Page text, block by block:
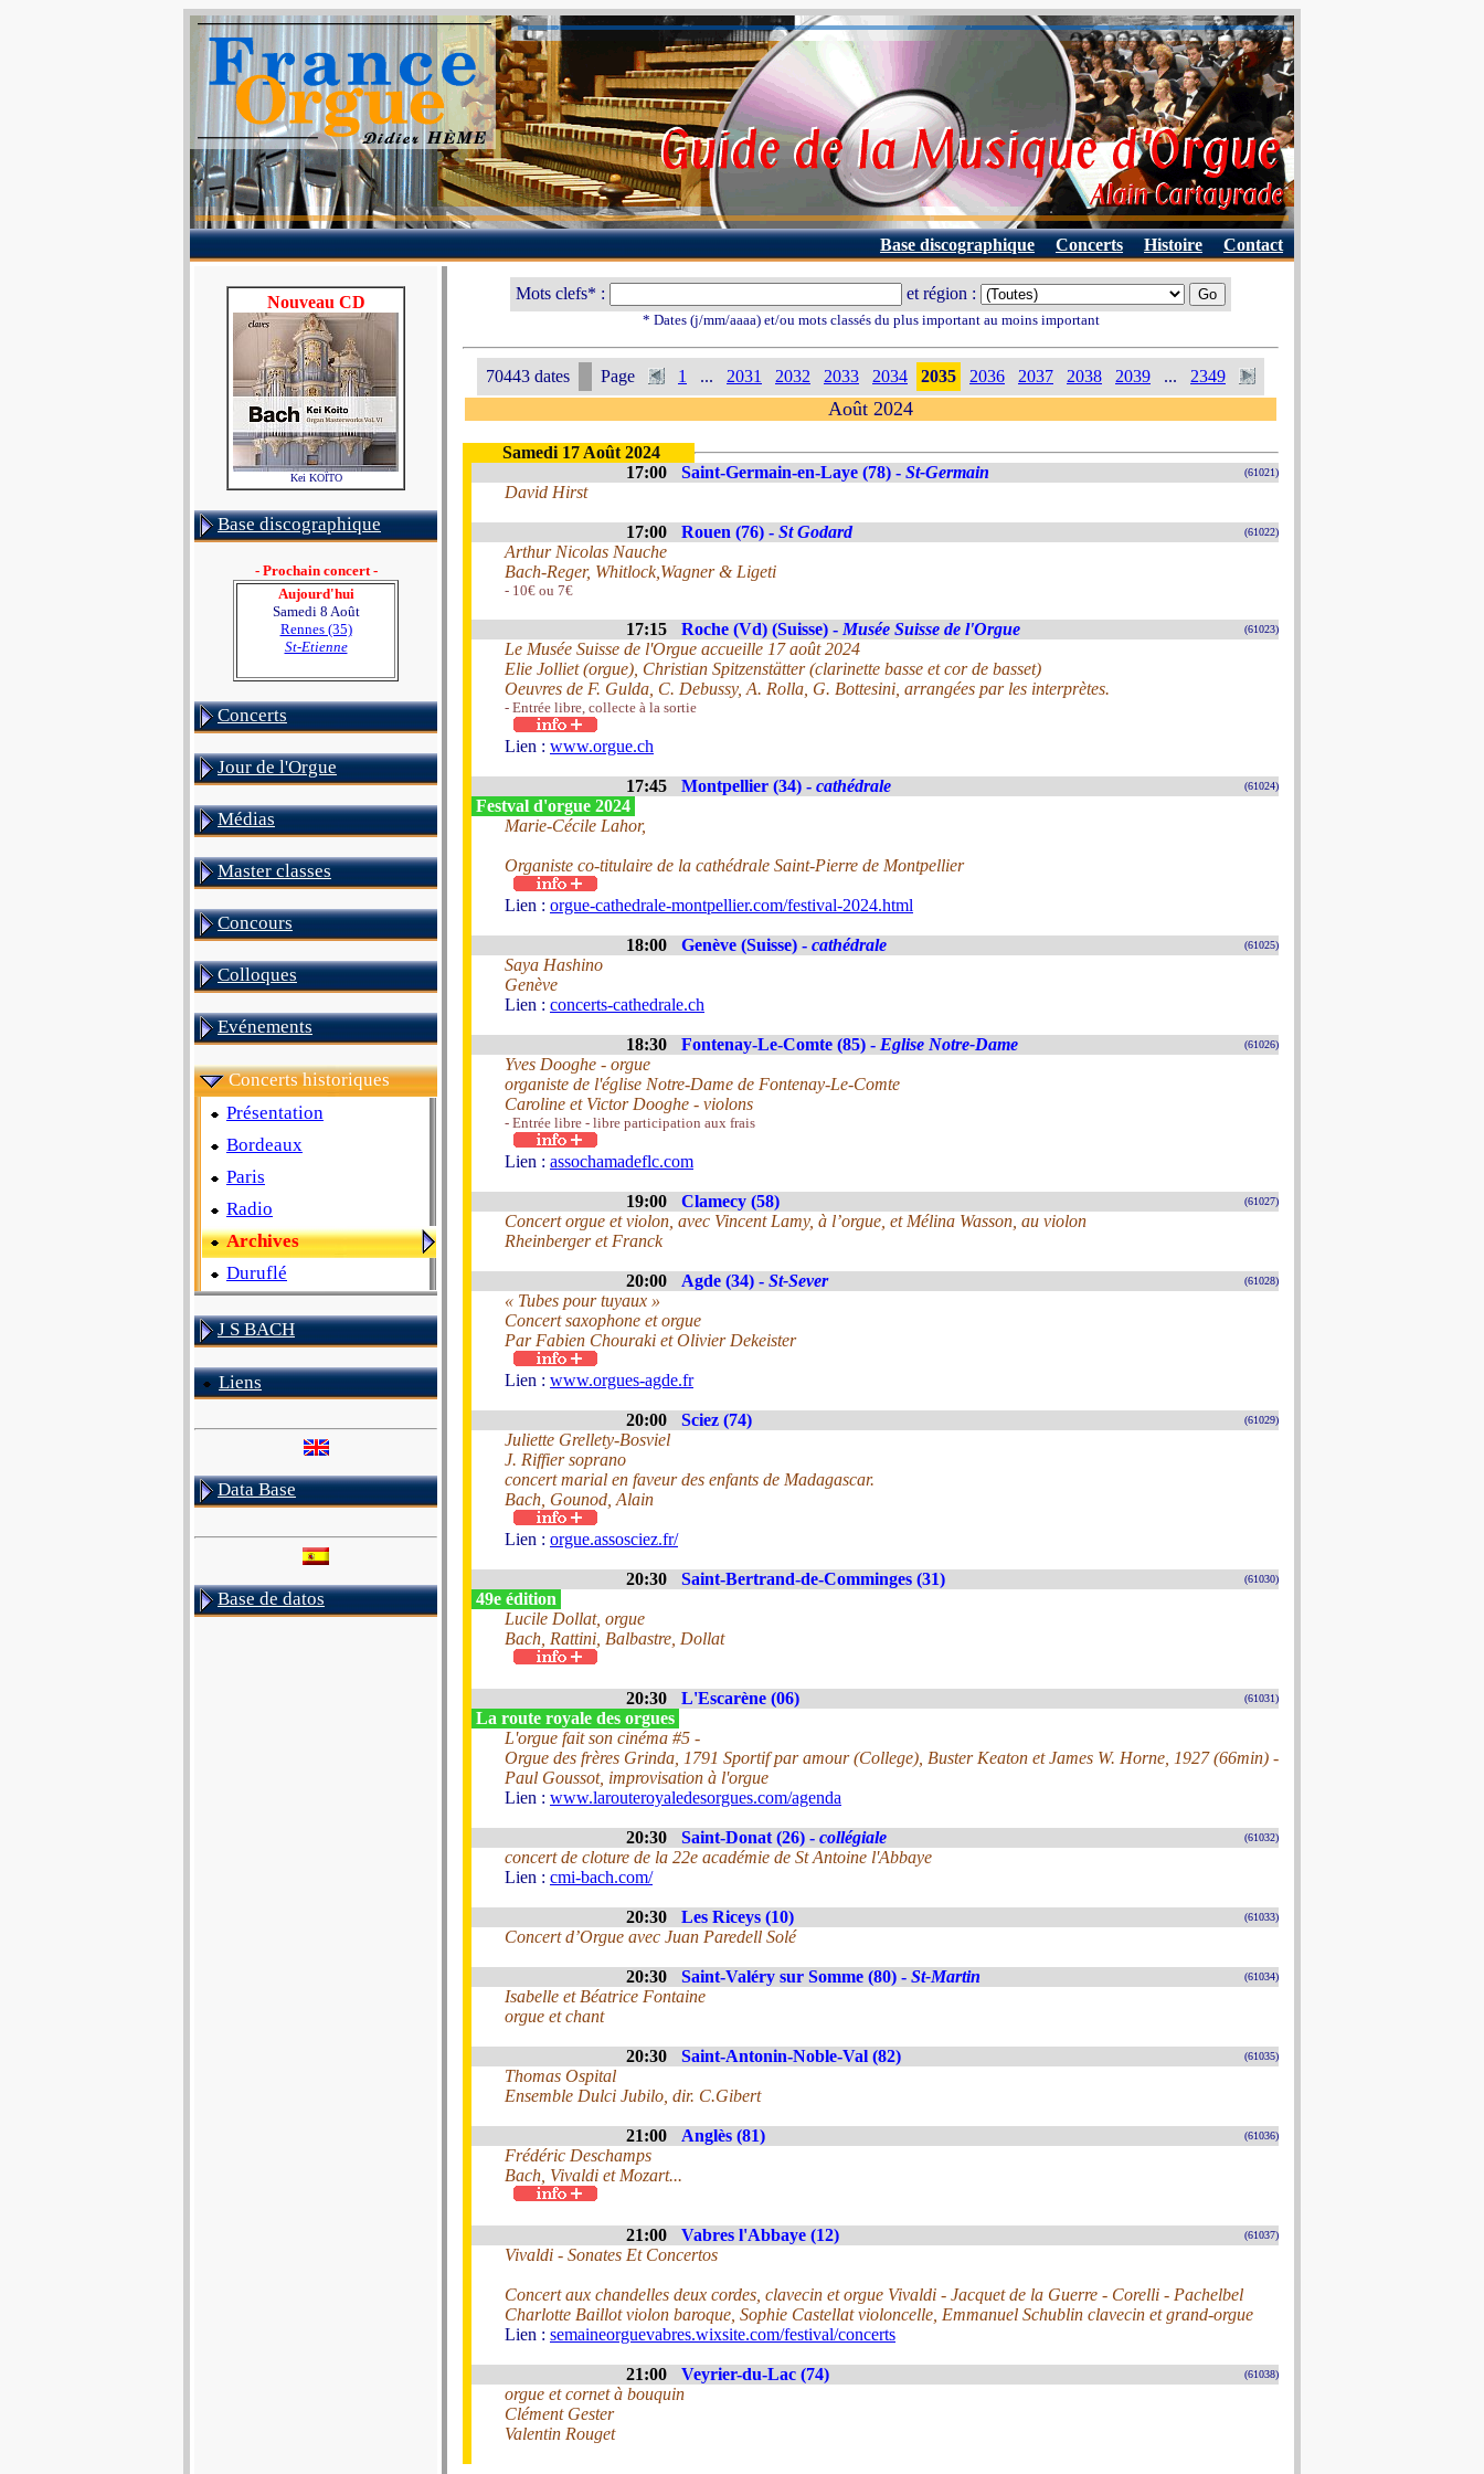
Base discographique Concerts Histoire Contact
Nouveau CD
Kei KOÏTO
Base discographique
- Prochain concert -
Aujourd'hui
Samedi 8 Août
Rennes (35)
St-Etienne
Concerts
Jour de l'Orgue
Médias
Master classes
Concours
Colloques
Evénements
Concerts historiques
Présentation
Bordeaux
Paris
Radio
Archives
Duruflé
J S BACH
Liens
Data Base
Base de datos
Mots clefs* : et région :
* Dates (j/mm/aaaa) et/ou mots classés du plus important au moins important
70443 dates Page 1 ... 2031 2032 2033 2034 2035 2036 2037 2038 2039 ... 2349
Août 2024
Samedi 17 Août 2024
17:00
Saint-Germain-en-Laye (78) - St-Germain (61021)
David Hirst
17:00 Rouen (76) - St Godard (61022)
Arthur Nicolas Nauche
Bach-Reger, Whitlock,Wagner & Ligeti
- 10€ ou 7€
17:15 Roche (Vd) (Suisse) - Musée Suisse de l'Orgue (61023)
Le Musée Suisse de l'Orgue accueille 17 août 2024
Elie Jolliet (orgue), Christian Spitzenstätter (clarinette basse et cor de basset)
Oeuvres de F. Gulda, C. Debussy, A. Rolla, G. Bottesini, arrangées par les interprètes.
- Entrée libre, collecte à la sortie
Lien : www.orgue.ch
17:45 Montpellier (34) - cathédrale (61024)
Festval d'orgue 2024
Marie-Cécile Lahor,
Organiste co-titulaire de la cathédrale Saint-Pierre de Montpellier
Lien : orgue-cathedrale-montpellier.com/festival-2024.html
18:00 Genève (Suisse) - cathédrale (61025)
Saya Hashino
Genève
Lien : concerts-cathedrale.ch
18:30 Fontenay-Le-Comte (85) - Eglise Notre-Dame (61026)
Yves Dooghe - orgue
organiste de l'église Notre-Dame de Fontenay-Le-Comte
Caroline et Victor Dooghe - violons
- Entrée libre - libre participation aux frais
Lien : assochamadeflc.com
19:00 Clamecy (58) (61027)
Concert orgue et violon, avec Vincent Lamy, à l’orgue, et Mélina Wasson, au violon
Rheinberger et Franck
20:00 Agde (34) - St-Sever (61028)
« Tubes pour tuyaux »
Concert saxophone et orgue
Par Fabien Chouraki et Olivier Dekeister
Lien : www.orgues-agde.fr
20:00 Sciez (74) (61029)
Juliette Grellety-Bosviel
J. Riffier soprano
concert marial en faveur des enfants de Madagascar.
Bach, Gounod, Alain
Lien : orgue.assosciez.fr/
20:30 Saint-Bertrand-de-Comminges (31) (61030)
49e édition
Lucile Dollat, orgue
Bach, Rattini, Balbastre, Dollat
20:30 L'Escarène (06) (61031)
La route royale des orgues
L'orgue fait son cinéma #5 -
Orgue des frères Grinda, 1791 Sportif par amour (College), Buster Keaton et James W. Horne, 1927 (66min) -
Paul Goussot, improvisation à l'orgue
Lien : www.larouteroyaledesorgues.com/agenda
20:30 Saint-Donat (26) - collégiale (61032)
concert de cloture de la 22e académie de St Antoine l'Abbaye
Lien : cmi-bach.com/
20:30 Les Riceys (10) (61033)
Concert d’Orgue avec Juan Paredell Solé
20:30 Saint-Valéry sur Somme (80) - St-Martin (61034)
Isabelle et Béatrice Fontaine
orgue et chant
20:30 Saint-Antonin-Noble-Val (82) (61035)
Thomas Ospital
Ensemble Dulci Jubilo, dir. C.Gibert
21:00 Anglès (81) (61036)
Frédéric Deschamps
Bach, Vivaldi et Mozart...
21:00 Vabres l'Abbaye (12) (61037)
Vivaldi - Sonates Et Concertos
Concert aux chandelles deux cordes, clavecin et orgue Vivaldi - Jacquet de la Guerre - Corelli - Pachelbel
Charlotte Baillot violon baroque, Sophie Castellat violoncelle, Emmanuel Schublin clavecin et grand-orgue
Lien : semaineorguevabres.wixsite.com/festival/concerts
21:00 Veyrier-du-Lac (74) (61038)
orgue et cornet à bouquin
Clément Gester
Valentin Rouget